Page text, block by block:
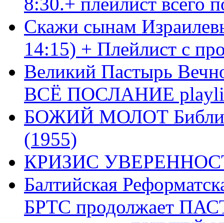
Скажи сынам
14:15) + Плейлист с
Великий Пастырь
ВСЁ ПОСЛАНИЕ
БОЖИЙ МОЛОТ Библия
(1955)
КРИЗИС
Балтийская
БРТС продолжает